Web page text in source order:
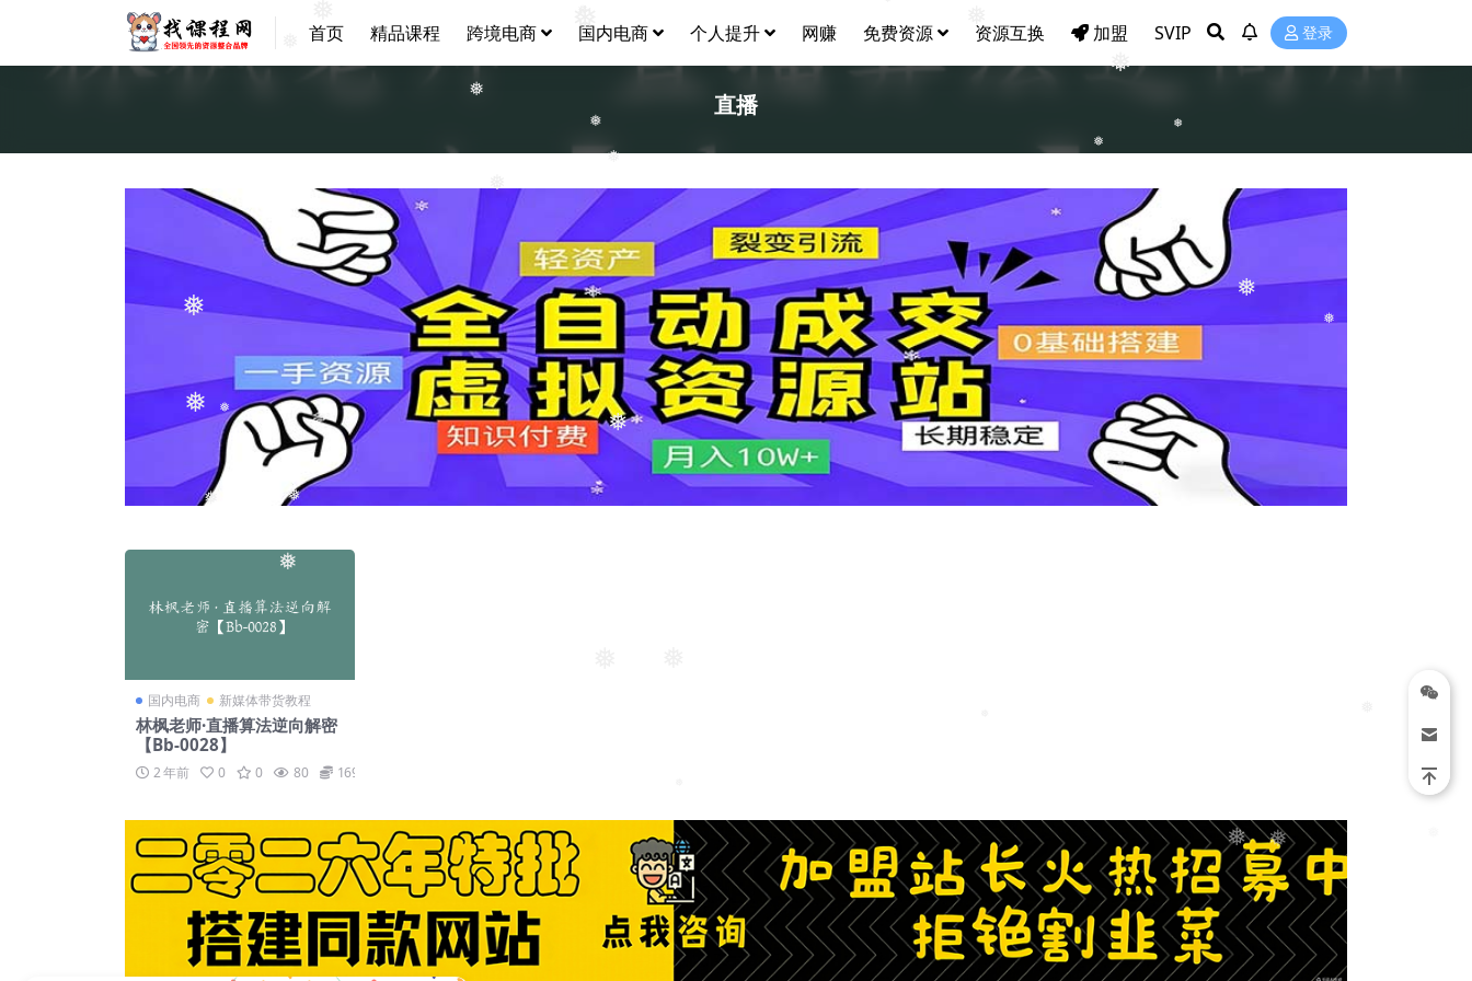
❅
❅
❅ ❅
❅
❅
❅
❅
❅
❅
❅
❅
❅ ❅
❅
❅
首页 精品课程 跨境电商 国内电商 个人提升 网赚 免费资源 资源互换 加盟 SVIP 登录
直播
国内电商 新媒体带货教程
林枫老师·直播算法逆向解密
【Bb-0028】
2 年前 0 0 80 169